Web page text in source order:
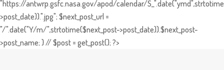
"https://antwrp.gsfc.nasa.gov/apod/calendar/
>post_date)).".jpg"; $next_post_url =
"/".date("Y/m/",strtotime($next_post->post_date)).$next_post-
>post_name; } // $post = get_post(); ?>